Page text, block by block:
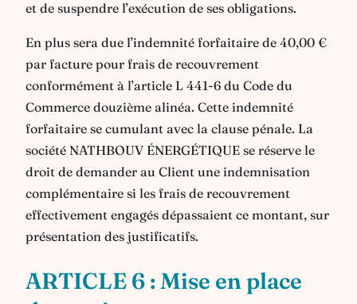
et de suspendre l’exécution de ses obligations.
En plus sera due l’indemnité forfaitaire de 40,00 €
par facture pour frais de recouvrement
conformément à l’article L 441-6 du Code du
Commerce douzième alinéa. Cette indemnité
forfaitaire se cumulant avec la clause pénale. La
société NATHBOUV ÉNERGÉTIQUE se réserve le
droit de demander au Client une indemnisation
complémentaire si les frais de recouvrement
effectivement engagés dépassaient ce montant, sur
présentation des justificatifs.
ARTICLE 6 : Mise en place